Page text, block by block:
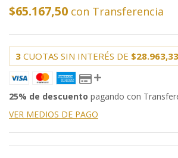
$65.167,50 con Transferencia
3 CUOTAS SIN INTERÉS DE $28.963,33
25% de descuento pagando con
VER MEDIOS DE PAGO